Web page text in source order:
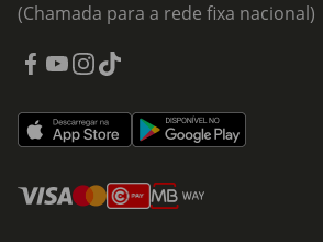
(Chamada para a rede fixa nacional)